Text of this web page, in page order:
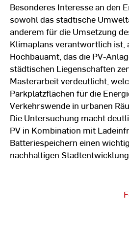
Besonderes Interesse an den
sowohl das städtische
anderem für die Umsetzung
Klimaplans verantwortlich ist,
Hochbauamt, das die PV-
städtischen Liegenschaften
Masterarbeit verdeutlicht,
Parkplatzflächen für die
Verkehrswende in urbanen
Die Untersuchung macht
PV in Kombination mit
Batteriespeichern einen
nachhaltigen